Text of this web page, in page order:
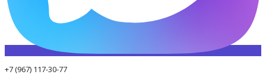
+7 (967) 117-30-77